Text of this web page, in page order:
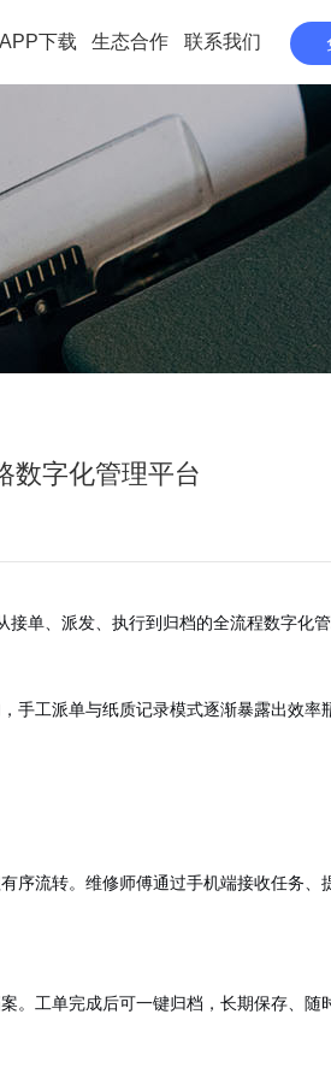
APP下载 生态合作 联系我们
数字化管理平台
单、派发、执行到归档的全流程数字化
手工派单与纸质记录模式逐渐暴露出效率
流转。维修师傅通过手机端接收任务、
。工单完成后可一键归档，长期保存、随